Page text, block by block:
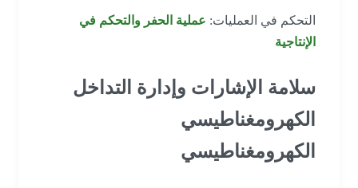
التحكم في العمليات:عملية الحفر والتحكم في
الإنتاجية
سلامة الإشارات وإدارة التداخل
الكهرومغناطيسي
الكهرومغناطيسي